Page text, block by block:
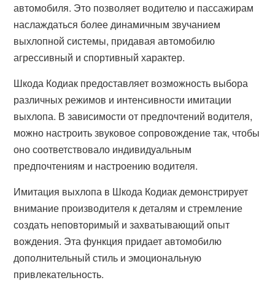
автомобиля. Это позволяет водителю и пассажирам
наслаждаться более динамичным звучанием
выхлопной системы, придавая автомобилю
агрессивный и спортивный характер.
Шкода Кодиак предоставляет возможность выбора
различных режимов и интенсивности имитации
выхлопа. В зависимости от предпочтений водителя,
можно настроить звуковое сопровождение так, чтобы
оно соответствовало индивидуальным
предпочтениям и настроению водителя.
Имитация выхлопа в Шкода Кодиак демонстрирует
внимание производителя к деталям и стремление
создать неповторимый и захватывающий опыт
вождения. Эта функция придает автомобилю
дополнительный стиль и эмоциональную
привлекательность.